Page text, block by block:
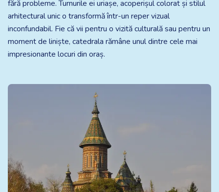
fără probleme. Turnurile ei uriașe, acoperișul colorat și stilul
arhitectural unic o transformă într-un reper vizual
inconfundabil. Fie că vii pentru o vizită culturală sau pentru un
moment de liniște, catedrala rămâne unul dintre cele mai
impresionante locuri din oraș.